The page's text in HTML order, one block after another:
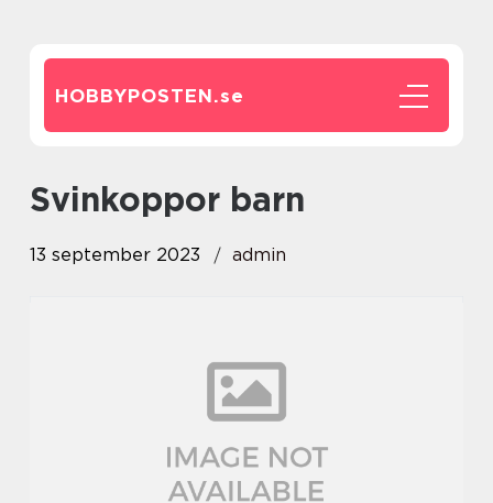
HOBBYPOSTEN.se
svinkoppor barn
13 september 2023 admin